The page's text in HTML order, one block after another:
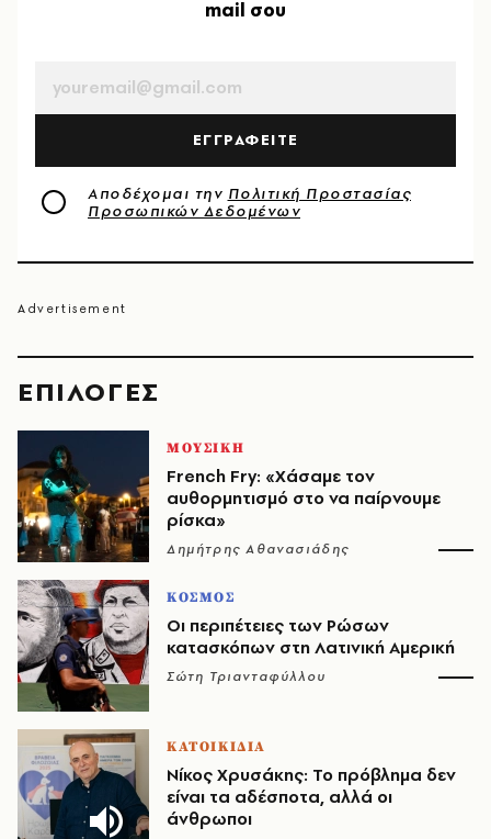
EΠΙΛΟΓΈΣ
ΜΟΥΣΙΚΗ
French Fry: «Χάσαμε τον
αυθορμητισμό στο να παίρνουμε
ρίσκα»
Δημήτρης Αθανασιάδης
ΚΟΣΜΟΣ
Οι περιπέτειες των Ρώσων
κατασκόπων στη Λατινική Αμερική
Σώτη Τριανταφύλλου
ΚΑΤΟΙΚΙΔΙΑ
Νίκος Χρυσάκης: Το πρόβλημα δεν
είναι τα αδέσποτα, αλλά οι
άνθρωποι
mail σου
ΕΓΓΡΑΦΕΙΤΕ
Αποδέχομαι την Πολιτική Προστασίας
Προσωπικών Δεδομένων